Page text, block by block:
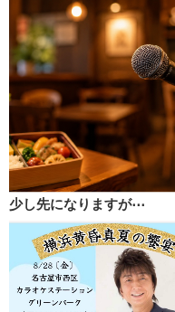
少し先になりますが⋯